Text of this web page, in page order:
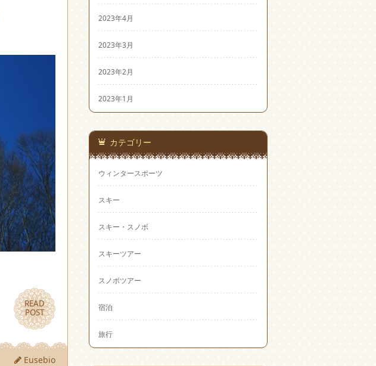
READ
POST
READ
POST
Eusebio
2023年4月
2023年3月
2023年2月
2023年1月
カテゴリー
ウィンタースポーツ
スキー
スキー・スノボ
スキーツアー
スノボツアー
宿泊
旅行